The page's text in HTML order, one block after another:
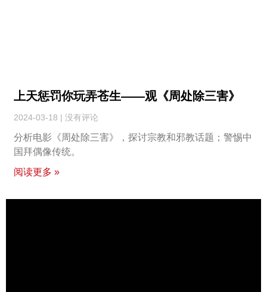
上天惩罚你玩弄苍生——观《周处除三害》
2024-03-18 没有评论
分析电影《周处除三害》，探讨宗教和邪教话题；警惕中
国拜偶像传统。
阅读更多 »